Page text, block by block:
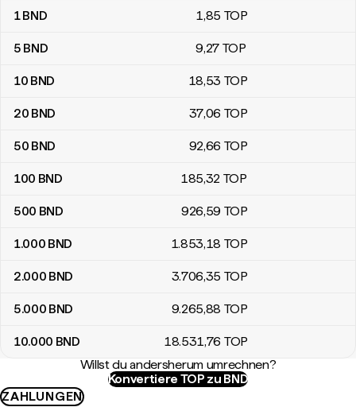
Umrechnungstabelle Brunei-Dollar zu Tongaische Paʻanga
1BND 1,85 TOP
5 BND 9,27 TOP
10 BND 18,53 TOP
20 BND 37,06 TOP
50 BND 92,66 TOP
100 BND 185,32 TOP
500 BND 926,59 TOP
1.000 BND 1.853,18 TOP
2.000 BND 3.706,35 TOP
5.000 BND 9.265,88 TOP
10.000 BND 18.531,76 TOP
Willst du andersherum umrechnen?
Konvertiere TOP zu BND
ZAHLUNGEN